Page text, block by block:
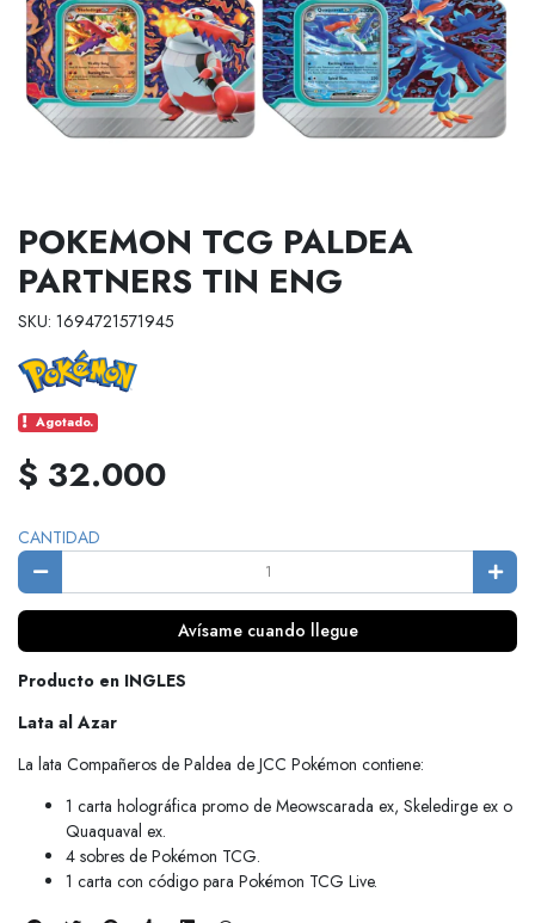
POKEMON TCG PALDEA
PARTNERS TIN ENG
SKU: 1694721571945
Agotado.
$ 32.000
CANTIDAD
Avísame cuando llegue
Producto en INGLES
Lata al Azar
La lata Compañeros de Paldea de JCC Pokémon contiene:
1 carta holográfica promo de Meowscarada ex, Skeledirge ex o
Quaquaval ex.
4 sobres de Pokémon TCG.
1 carta con código para Pokémon TCG Live.